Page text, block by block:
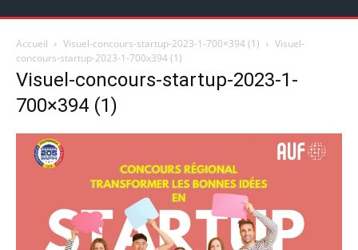
Accueil Visuel-concours-startup-2023-1-700×394 (1)
Visuel-
concours-startup-2023-1-700x394 (1)
Visuel-concours-startup-2023-1-
700×394 (1)